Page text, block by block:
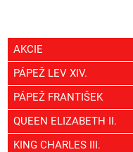
AKCIE
PÁPEŽ LEV XIV.
PÁPEŽ FRANTIŠEK
QUEEN ELIZABETH II.
KING CHARLES III.